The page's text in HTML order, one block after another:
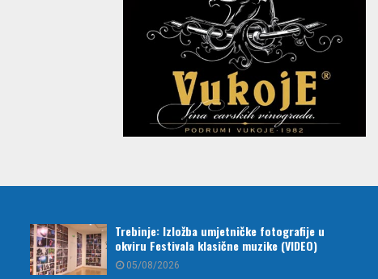
Trebinje: Izložba umjetničke fotografije u
okviru Festivala klasične muzike (VIDEO)
05/08/2026